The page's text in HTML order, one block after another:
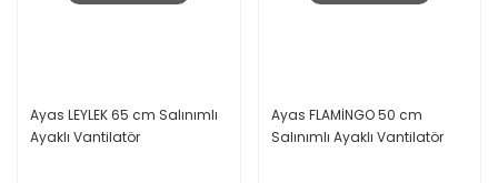
Ayas LEYLEK 65 cm Salınımlı
Ayaklı Vantilatör
Ayas FLAMİNGO 50 cm
Salınımlı Ayaklı Vantilatör